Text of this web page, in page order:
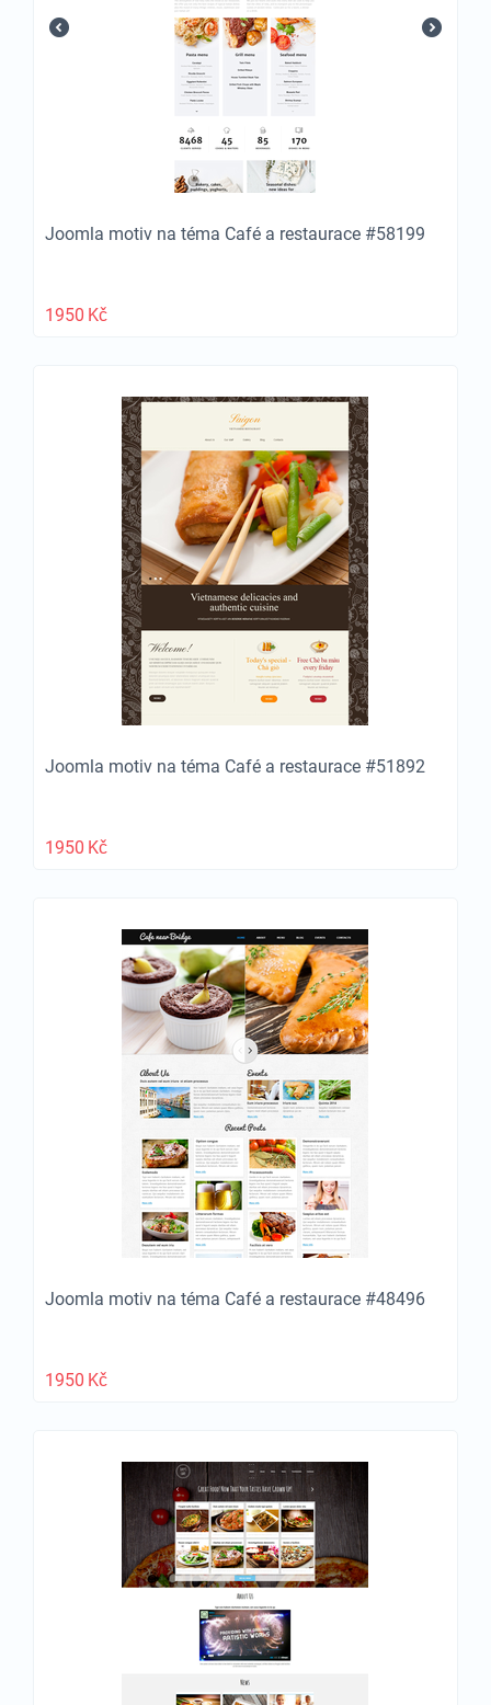
Joomla motiv na téma Café a restaurace #58199
1950 Kč
Joomla motiv na téma Café a restaurace #51892
1950 Kč
Joomla motiv na téma Café a restaurace #48496
1950 Kč